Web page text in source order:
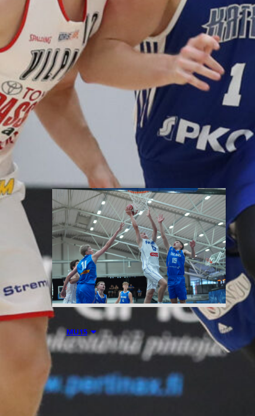
Susiladies nappasi
harvinaislaatuisen voiton
Liettuasta Tukholmassa
pelatussa maaottelussa.
Susiladies voitti vakuuttavasti
Liettuan 81-70 (48-36) Elina
Aarnisalon 22 pisteen
johdattamana. Suomi pelaa
Tukholmassa vielä toisen
ottelun, kun huomenna vastaan
tulee Ruotsi.
MU15 06.08.2026 21:44
Suomen 15-
vuotiaiden